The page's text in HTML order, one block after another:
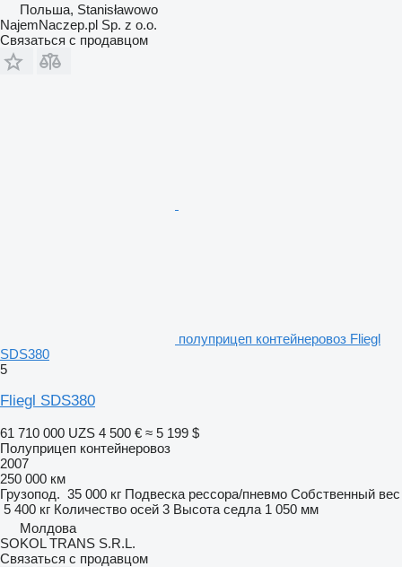
Польша, Stanisławowo
NajemNaczep.pl Sp. z o.o.
Связаться с продавцом
полуприцеп контейнеровоз Fliegl
SDS380
5
Fliegl SDS380
61 710 000 UZS 4 500 € ≈ 5 199 $
Полуприцеп контейнеровоз
2007
250 000 км
Грузопод. 35 000 кг Подвеска рессора/пневмо Собственный вес
5 400 кг Количество осей 3 Высота седла 1 050 мм
Молдова
SOKOL TRANS S.R.L.
Связаться с продавцом